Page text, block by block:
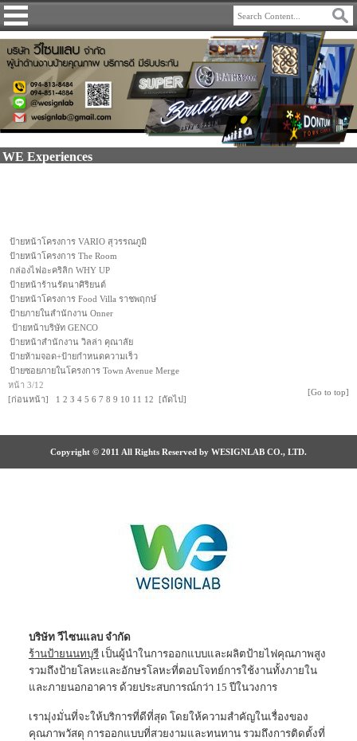
WE Experiences
ป้ายหน้าโครงการ VARIO สุวรรณภูมิ
ป้ายหน้าโครงการ The Room
กล่องไฟอะคริลิก WHY UP
ป้ายหน้าร้านรัตนาศิริยนต์
ป้ายหน้าโครงการ Food Villa ราชพฤกษ์
ป้ายภายในสำนักงาน Onner
ป้ายหน้าบริษัท GENCO
ป้ายหน้าสำนักงาน วิลล่า คุณาลัย
ป้ายห้ามจอด+ป้ายกำหนดความเร็ว
ป้ายซอยภายในโครงการ Town Avenue Merge
หน้า 3/12
[ก่อนหน้า]
1 2 3 4 5 6 7 8 9 10 11 12 [ถัดไป]
[Go to top]
Copyright © 2011 All Rights Reserved by WESIGNLAB CO., LTD.
บริษัท วีไซนแลบ จำกัด
ร้านป้ายนนทบุรีเป็นผู้นำในการออกแบบและผลิตป้ายไฟคุณภาพสูง
รวมถึงป้ายโลหะและอักษรโลหะที่ตอบโจทย์การใช้งานทั้งภายใน
และภายนอกอาคาร ด้วยประสบการณ์กว่า 15 ปีในวงการ
เรามุ่งมั่นที่จะให้บริการที่ดีที่สุด โดยให้ความสำคัญในเรื่องของ
คุณภาพวัสดุ การออกแบบที่สวยงามและทนทาน รวมถึงการติดตั้งที่